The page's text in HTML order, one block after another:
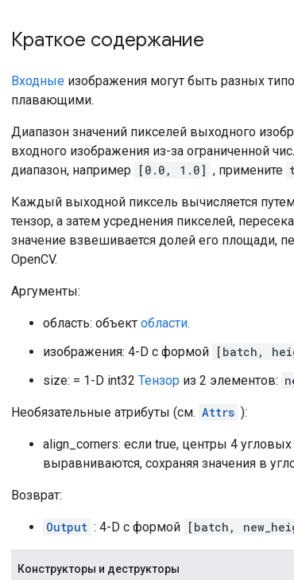
Краткое содержание
Входные изображения могут быть разных
плавающими.
Диапазон значений пикселей выходного
входного изображения из-за ограниченной
диапазон, например
[0.0, 1.0] , примените
Каждый выходной пиксель вычисляется
тензор, а затем усреднения пикселей,
значение взвешивается долей его площади,
OpenCV.
Аргументы:
область: объект области.
изображения: 4-D с формой [batch,
size: = 1-D int32 Тензор из 2 элементов:
Необязательные атрибуты (см. Attrs ):
align_corners: если true, центры 4
выравниваются, сохраняя значения в
Возврат:
Output : 4-D с формой [batch,
Конструкторы и деструкторы